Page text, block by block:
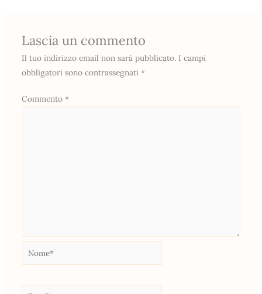
Lascia un commento
Il tuo indirizzo email non sarà pubblicato. I campi
obbligatori sono contrassegnati *
Commento *
Nome*
Email*